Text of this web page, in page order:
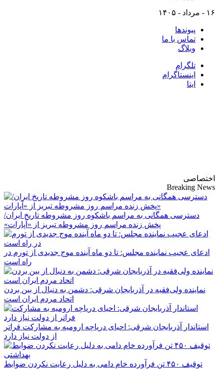
۱۶ - مرداد - ۱۴۰۵
پیوندها
تماس با ما
وبلاگ
تلگرام
اینستاگرام
ایتا
اختصاصی
Breaking News
دسترسی همگانی به مراسم باشکوه روز مشروطه تاریخ ایران/
پخش زنده مراسم روز مشروطه تبریز از «آپارات»
ادعای عجیب نماینده مجلس: تا دو ماه آینده موج جدیدی از تورم در
راه است
نماینده ولی‌فقیه در آذربایجان شرقی: دشمن به دنبال از بین بردن
اتحاد مردم ایران است
استاندار آذربایجان شرقی: احیای دریاچه ارومیه به مشارکت فراتر
از دولت نیاز دارد
توقیف ۴۵۰ تن فرآورده خام دامی به دلیل رعایت نکردن ضوابط